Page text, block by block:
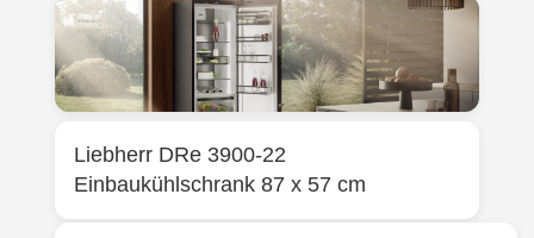
Liebherr DRe 3900-22
Einbaukühlschrank 87 x 57 cm